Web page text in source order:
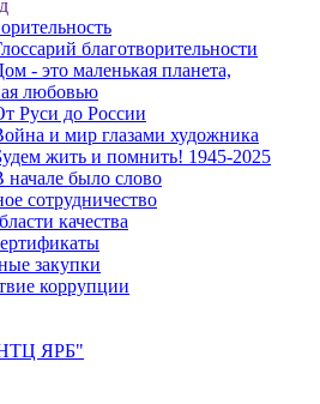
благотворительности
- это маленькая планета,
любовью
Руси до России
и мир глазами художника
жить и помнить! 1945-2025
начале было слово
сотрудничество
качества
закупки
коррупции
ЯРБ"